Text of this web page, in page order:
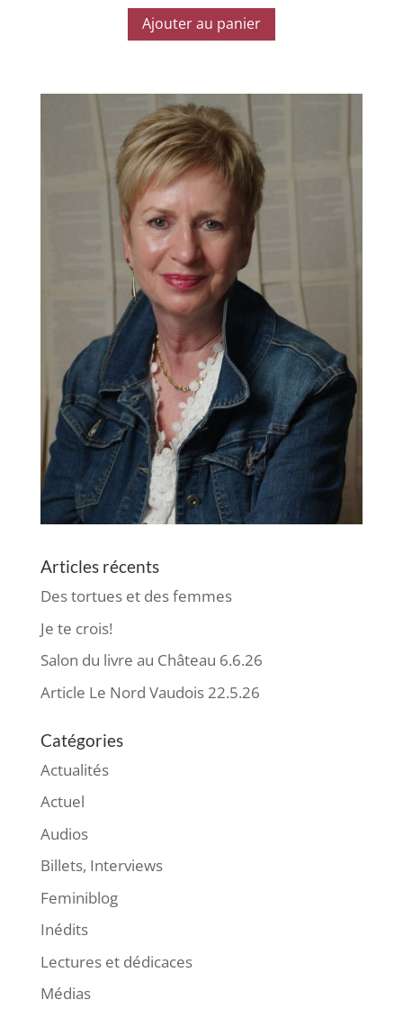
Ajouter au panier
Articles récents
Des tortues et des femmes
Je te crois!
Salon du livre au Château 6.6.26
Article Le Nord Vaudois 22.5.26
Catégories
Actualités
Actuel
Audios
Billets, Interviews
Feminiblog
Inédits
Lectures et dédicaces
Médias